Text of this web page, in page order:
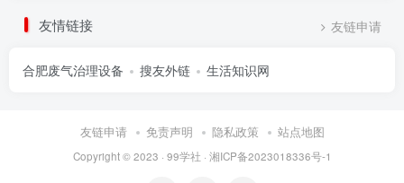
友情链接 友链申请
合肥废气治理设备 搜友外链 生活知识网
友链申请 免责声明 隐私政策 站点地图
Copyright © 2023 · 99学社 · 湘ICP备2023018336号-1